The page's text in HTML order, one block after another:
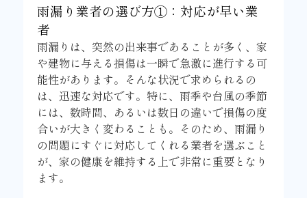
雨漏り業者の選び方①：対応が早い業
者
雨漏りは、突然の出来事であることが多く、家
や建物に与える損傷は一瞬で急激に進行する可
能性があります。そんな状況で求められるの
は、迅速な対応です。特に、雨季や台風の季節
には、数時間、あるいは数日の違いで損傷の度
合いが大きく変わることも。そのため、雨漏り
の問題にすぐに対応してくれる業者を選ぶこと
が、家の健康を維持する上で非常に重要となり
ます。